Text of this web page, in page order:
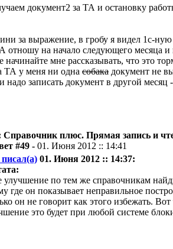
документ2 за ТА и остановку
за выражение, в гробу я видел 1с-
отношу на начало следующего месяца
начинайте мне рассказывать, что это
ТА у меня ни одна собака документ не
надо записать документ в другой месяц
Справочник плюс. Прямая запись и
#49 - 01. Июня 2012 :: 14:41
01. Июня 2012 :: 14:37:
по тем же справочникам
где он показывает неправильное
он не говорит как этого избежать.
это будет при любой системе